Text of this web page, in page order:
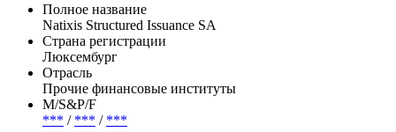
Полное название
Natixis Structured Issuance SA
Страна регистрации
Люксембург
Отрасль
Прочие финансовые институты
М/S&P/F
*** / *** / ***